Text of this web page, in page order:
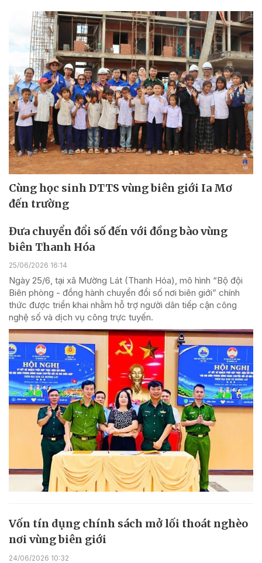
Cùng học sinh DTTS vùng biên giới Ia Mơ
đến trường
Đưa chuyển đổi số đến với đồng bào vùng
biên Thanh Hóa
25/06/2026 16:14
Ngày 25/6, tại xã Mường Lát (Thanh Hóa), mô hình “Bộ đội
Biên phòng - đồng hành chuyển đổi số nơi biên giới” chính
thức được triển khai nhằm hỗ trợ người dân tiếp cận công
nghệ số và dịch vụ công trực tuyến.
Vốn tín dụng chính sách mở lối thoát nghèo
nơi vùng biên giới
24/06/2026 10:32